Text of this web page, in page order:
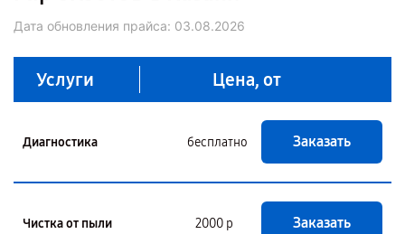
Дата обновления прайса: 03.08.2026
Услуги Цена, от
Диагностика бесплатно Заказать
Чистка от пыли 2000 р Заказать